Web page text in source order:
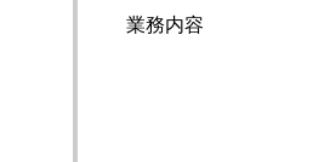
業務内容